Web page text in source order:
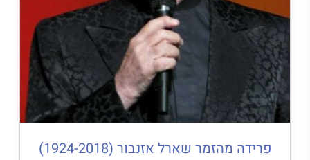
פרידה מהזמר שארל אזנבור (1924-2018)